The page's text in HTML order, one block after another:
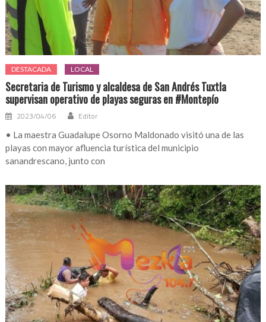
DESTACADA LOCAL
Secretaria de Turismo y alcaldesa de San Andrés Tuxtla
supervisan operativo de playas seguras en #Montepío
2023/04/06 Editor
• La maestra Guadalupe Osorno Maldonado visitó una de las
playas con mayor afluencia turística del municipio
sanandrescano, junto con